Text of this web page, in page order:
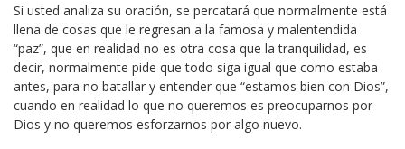
Si usted analiza su oración, se percatará que normalmente está
llena de cosas que le regresan a la famosa y malentendida
“paz”, que en realidad no es otra cosa que la tranquilidad, es
decir, normalmente pide que todo siga igual que como estaba
antes, para no batallar y entender que “estamos bien con Dios”,
cuando en realidad lo que no queremos es preocuparnos por
Dios y no queremos esforzarnos por algo nuevo.